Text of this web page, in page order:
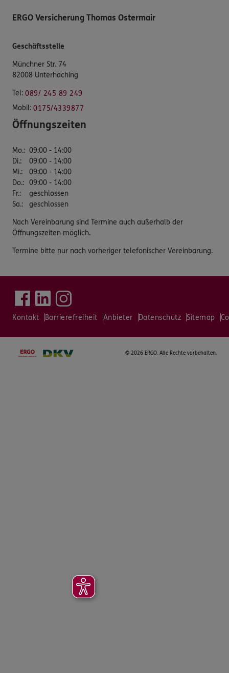
ERGO Versicherung Thomas Ostermair
Geschäftsstelle
Münchner Str. 74
82008 Unterhaching
Tel: 089/ 245 89 249
Mobil: 0175/4339877
Öffnungszeiten
Mo.: 09:00 - 14:00
Di.:
09:00 - 14:00
Mi.:
09:00 - 14:00
Do.: 09:00 - 14:00
Fr.:
geschlossen
Sa.: geschlossen
Nach Vereinbarung sind Termine auch außerhalb der
Öffnungszeiten möglich.
Termine bitte nur nach vorheriger telefonischer Vereinbarung.
Kontakt Barrierefreiheit Anbieter Datenschutz Sitemap
© 2026 ERGO. Alle Rechte vorbehalten.